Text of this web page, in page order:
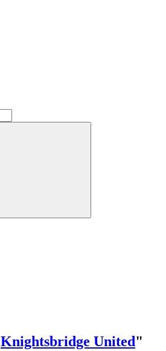
Knightsbridge United"